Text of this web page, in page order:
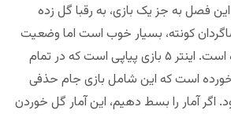
این فصل به جز یک بازی، به رقبا گل زده
کونته، بسیار خوب است اما وضعیت
خط دفاعی جالب نبوده است. اینتر ۵ بازی پیاپی است که در تمام
است که این شامل بازی جام حذفی
اگر آمار را بسط دهیم، این آمار گل خوردن